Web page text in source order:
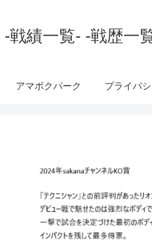
績一覧- -戦歴一
アマボクパーク プライバ